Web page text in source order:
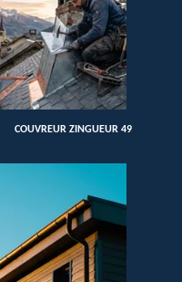
COUVREUR ZINGUEUR 49